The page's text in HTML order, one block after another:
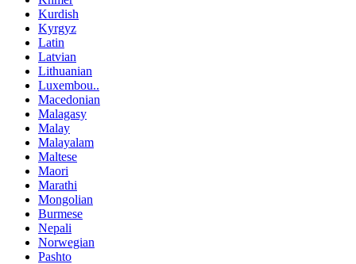
Kurdish
Kyrgyz
Latin
Latvian
Lithuanian
Luxembou..
Macedonian
Malagasy
Malay
Malayalam
Maltese
Maori
Marathi
Mongolian
Burmese
Nepali
Norwegian
Pashto